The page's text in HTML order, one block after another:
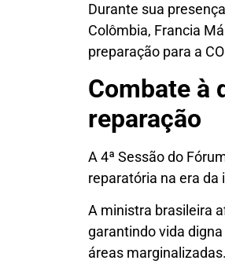
Durante sua
Colômbia, Francia
preparação para a
Combate à
reparação
A 4ª Sessão do
reparatória na era
A ministra brasileira
garantindo vida
áreas marginalizadas.